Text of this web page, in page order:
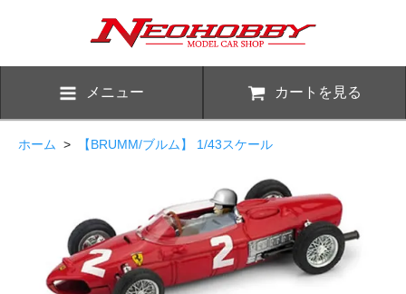
メニュー カートを見る
ホーム > 【BRUMM/ブルム】 1/43スケール